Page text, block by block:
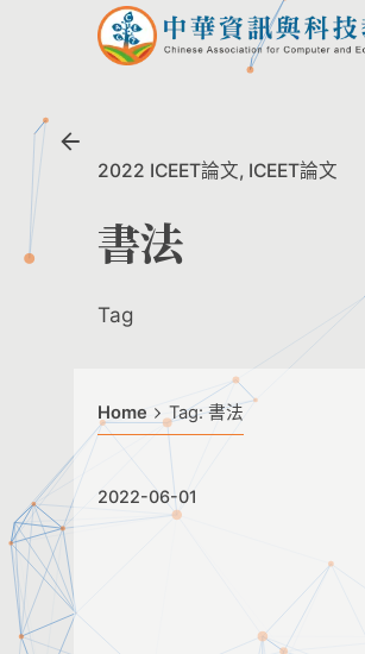
2022 ICEET論文 ICEET論文
書法
Tag
Home Tag: 書法
2022-06-01